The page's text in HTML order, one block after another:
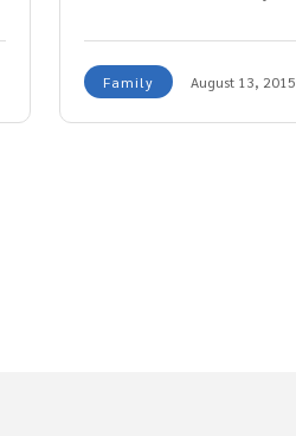
Family August 13, 2015